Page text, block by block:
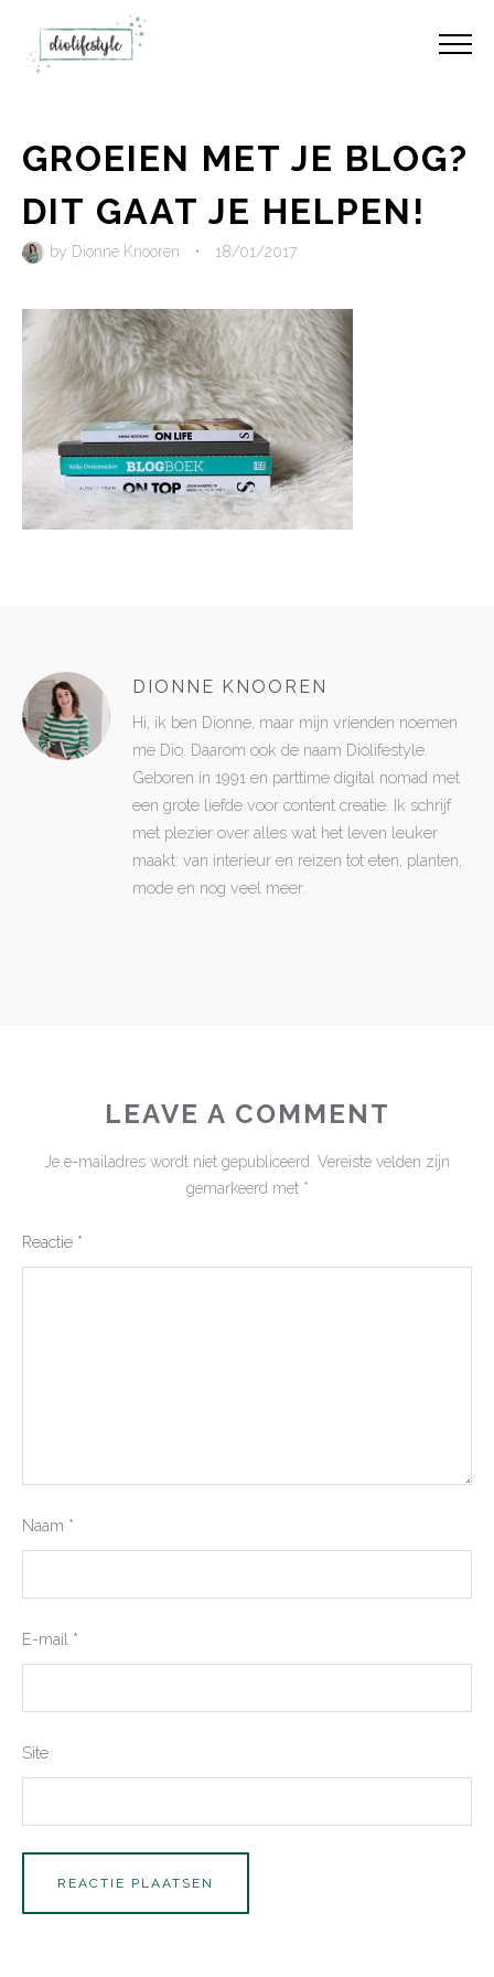
GROEIEN MET JE BLOG?
DIT GAAT JE HELPEN!
by Dionne Knooren • 18/01/2017
DIONNE KNOOREN
Hi, ik ben Dionne, maar mijn vrienden noemen
me Dio. Daarom ook de naam Diolifestyle.
Geboren in 1991 en parttime digital nomad met
een grote liefde voor content creatie. Ik schrijf
met plezier over alles wat het leven leuker
maakt: van interieur en reizen tot eten, planten,
mode en nog veel meer.
LEAVE A COMMENT
Je e-mailadres wordt niet gepubliceerd. Vereiste velden zijn
gemarkeerd met *
Reactie *
Naam *
E-mail *
Site